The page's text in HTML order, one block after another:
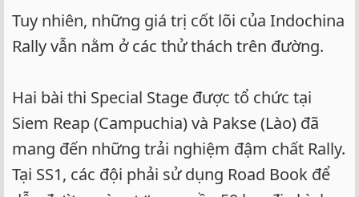
Tuy nhiên, những giá trị cốt lõi của Indochina
Rally vẫn nằm ở các thử thách trên đường.
Hai bài thi Special Stage được tổ chức tại
Siem Reap (Campuchia) và Pakse (Lào) đã
mang đến những trải nghiệm đậm chất Rally.
Tại SS1, các đội phải sử dụng Road Book để